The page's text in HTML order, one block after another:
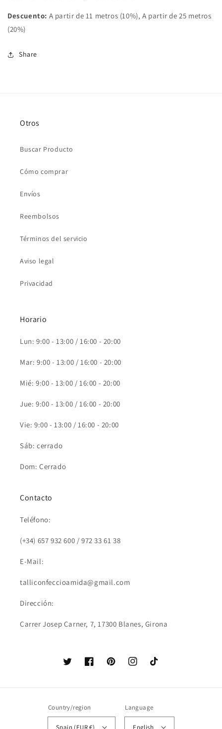
Descuento: A partir de 11 metros (10%), A partir de 25 metros
(20%)
Share
Otros
Buscar Producto
Cómo comprar
Envíos
Reembolsos
Términos del servicio
Aviso legal
Privacidad
Horario
Lun: 9:00 - 13:00 / 16:00 - 20:00
Mar: 9:00 - 13:00 / 16:00 - 20:00
Mié: 9:00 - 13:00 / 16:00 - 20:00
Jue: 9:00 - 13:00 / 16:00 - 20:00
Vie: 9:00 - 13:00 / 16:00 - 20:00
Sáb: cerrado
Dom: Cerrado
Contacto
Teléfono:
(+34) 657 932 600 / 972 33 61 38
E-Mail:
talliconfeccioamida@gmail.com
Dirección:
Carrer Josep Carner, 7, 17300 Blanes, Girona
TwitterFacebookPinterestInstagramTikTok
Country/region
Spain (EUR €)
Language
English